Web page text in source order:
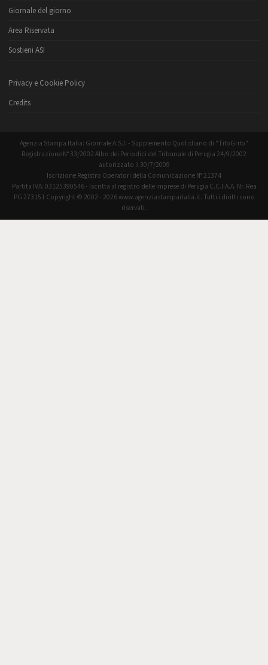
Giornale del giorno
Area Riservata
Sostieni ASI
Privacy e Cookie Policy
Credits
Agenzia Stampa Italia: Giornale A.S.I. - Supplemento Quotidiano di "TifoGrifo"
Registrazione N° 33/2002 Albo dei Periodici del Tribunale di Perugia 24/9/2002
autorizzato il 30/7/2009
Iscrizione Registro Operatori della Comunicazione N° 21374
Partita IVA: 03125390546 - Iscritta al registro delle imprese di Perugia C.C.I.A.A. Nr. Rea
PG 273151 Copyright © 2002 - 2026 www.agenziastampaitalia.it. Tutti i diritti sono
riservati.